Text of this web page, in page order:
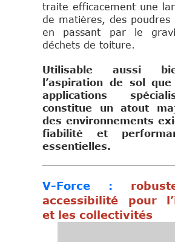
traite efficacement une
de matières, des poudres
en passant par le
déchets de toiture.
Utilisable aussi
l’aspiration de sol
applications
constitue un atout
des environnements
fiabilité et
essentielles.
V-Force :
accessibilité pour
et les collectivités